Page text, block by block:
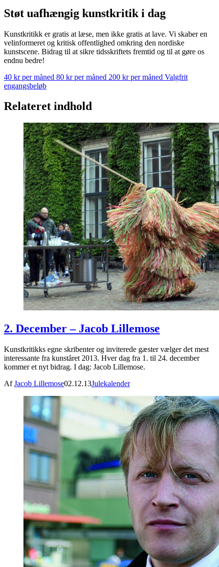
Støt uafhængig kunstkritik i dag
Kunstkritikk er gratis at læse, men ikke gratis at lave. Vi skaber en
velinformeret og kritisk offentlighed omkring den nordiske
kunstscene. Bidrag til at sikre tidsskriftets fremtid og til at gøre os
endnu bedre!
40 kr per måned 80 kr per måned 200 kr per måned Valgfrit
engangsbeløb
Relateret indhold
2. December – Jacob Lillemose
Kunstkritikks egne skribenter og inviterede gæster vælger det mest
interessante fra kunståret 2013. Hver dag fra 1. til 24. december
kommer et nyt bidrag. I dag: Jacob Lillemose.
AfJacob Lillemose02.12.13Julekalender